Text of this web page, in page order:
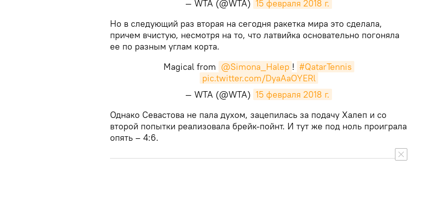
— WTA (@WTA) 15 февраля 2018 г.
​Но в следующий раз вторая на сегодня ракетка мира это сделала,
причем вчистую, несмотря на то, что латвийка основательно погоняла
ее по разным углам корта.
Magical from @Simona_Halep ! #QatarTennis
pic.twitter.com/DyaAaOYERl
— WTA (@WTA) 15 февраля 2018 г.
​Однако Севастова не пала духом, зацепилась за подачу Халеп и со
второй попытки реализовала брейк-пойнт. И тут же под ноль проиграла
опять – 4:6.